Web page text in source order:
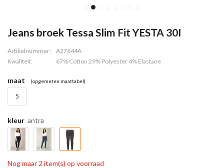
Jeans broek Tessa Slim Fit YESTA 30I
Artikelnummer:
A27644A
Kwaliteit:
67% Cotton 29% Polyester 4% Elastane
maat (opgemeten maattabel)
5
kleur antra
Nog maar 2 item(s) op voorraad